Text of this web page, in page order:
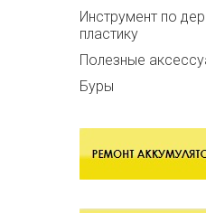
Инструмент по
пластику
Полезные
Буры